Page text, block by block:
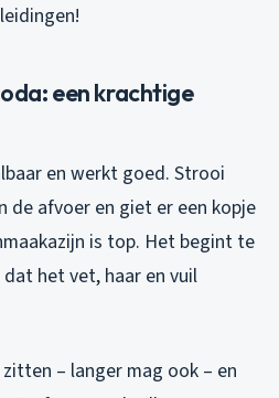
een krachtige
en werkt goed. Strooi
de afvoer en giet er een kopje
is top. Het begint te
het vet, haar en vuil
– langer mag ook – en